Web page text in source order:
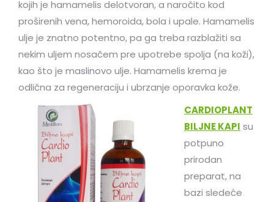
kojih je hamamelis delotvoran, a naročito kod
proširenih vena, hemoroida, bola i upale. Hamamelis
ulje je znatno potentno, pa ga treba razblažiti sa
nekim uljem nosačem pre upotrebe spolja (na koži),
kao što je maslinovo ulje. Hamamelis krema je
odlična za regeneraciju i ubrzanje oporavka kože.
CARDIOPLANT
BILJNE KAPI su
potpuno
prirodan
preparat, na
bazi sledeće